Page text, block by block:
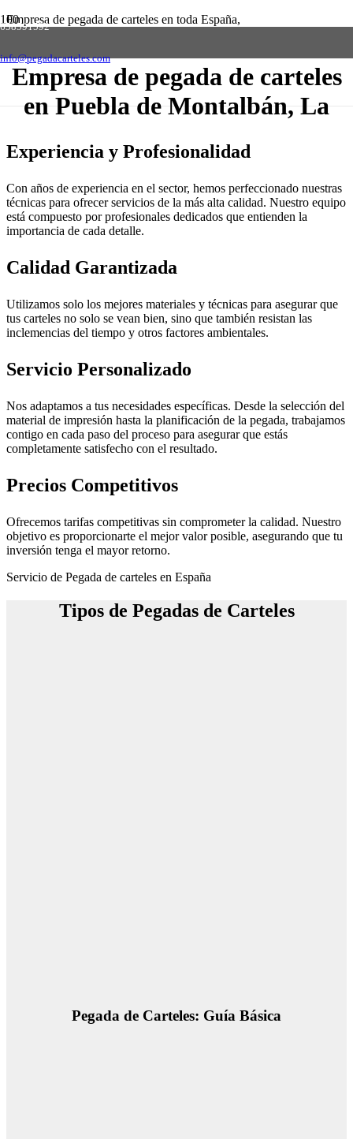
658591592
info@pegadacarteles.com
Empresa de pegada de carteles en toda España,
solicite presupuesto sin compromiso
Empresa de pegada de carteles
en Puebla de Montalbán, La
Experiencia y Profesionalidad
Con años de experiencia en el sector, hemos perfeccionado nuestras
técnicas para ofrecer servicios de la más alta calidad. Nuestro equipo
está compuesto por profesionales dedicados que entienden la
importancia de cada detalle.
Calidad Garantizada
Utilizamos solo los mejores materiales y técnicas para asegurar que
tus carteles no solo se vean bien, sino que también resistan las
inclemencias del tiempo y otros factores ambientales.
Servicio Personalizado
Nos adaptamos a tus necesidades específicas. Desde la selección del
material de impresión hasta la planificación de la pegada, trabajamos
contigo en cada paso del proceso para asegurar que estás
completamente satisfecho con el resultado.
Precios Competitivos
Ofrecemos tarifas competitivas sin comprometer la calidad. Nuestro
objetivo es proporcionarte el mejor valor posible, asegurando que tu
inversión tenga el mayor retorno.
Servicio de Pegada de carteles en España
Tipos de Pegadas de Carteles
Pegada de Carteles: Guía Básica